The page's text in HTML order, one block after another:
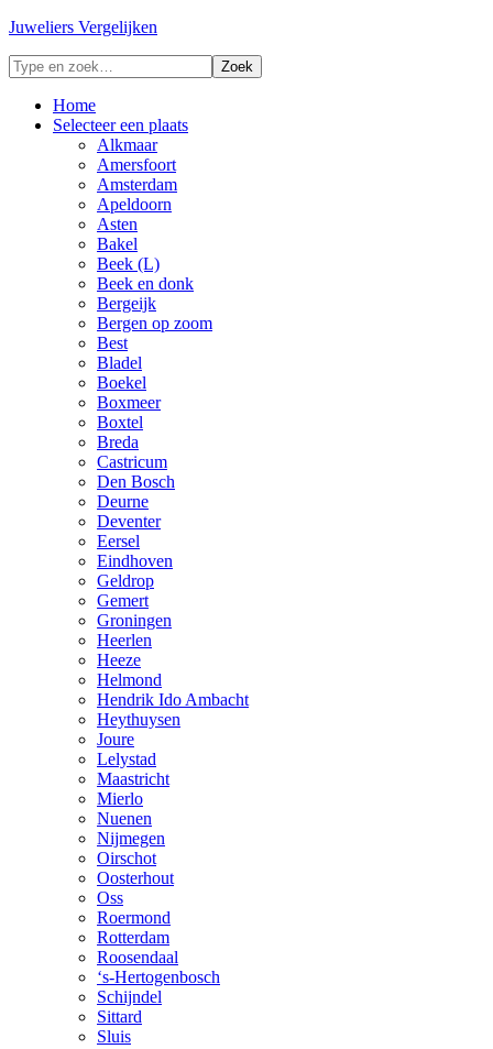
Juweliers Vergelijken
Home
Selecteer een plaats
Alkmaar
Amersfoort
Amsterdam
Apeldoorn
Asten
Bakel
Beek (L)
Beek en donk
Bergeijk
Bergen op zoom
Best
Bladel
Boekel
Boxmeer
Boxtel
Breda
Castricum
Den Bosch
Deurne
Deventer
Eersel
Eindhoven
Geldrop
Gemert
Groningen
Heerlen
Heeze
Helmond
Hendrik Ido Ambacht
Heythuysen
Joure
Lelystad
Maastricht
Mierlo
Nuenen
Nijmegen
Oirschot
Oosterhout
Oss
Roermond
Rotterdam
Roosendaal
‘s-Hertogenbosch
Schijndel
Sittard
Sluis